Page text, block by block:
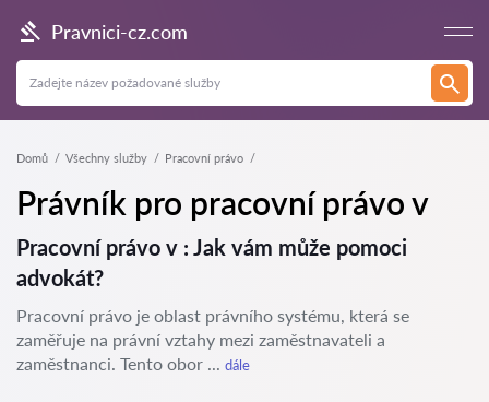
Pravnici-cz.com
Domů Všechny služby Pracovní právo
Právník pro pracovní právo v
Pracovní právo v : Jak vám může pomoci
advokát?
Pracovní právo je oblast právního systému, která se
zaměřuje na právní vztahy mezi zaměstnavateli a
zaměstnanci. Tento obor ... dále